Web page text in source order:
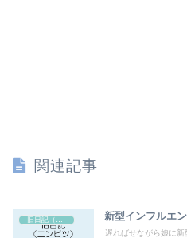
関連記事
旧日記（エンピツ） 新型インフルエ
遅ればせながら娘に新